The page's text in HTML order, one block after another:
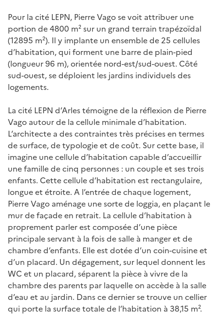
Pour la cité LEPN, Pierre Vago se voit attribuer une
portion de 4800 m² sur un grand terrain trapézoïdal
(12895 m²). Il y implante un ensemble de 25 cellules
d’habitation, qui forment une barre de plain-pied
(longueur 96 m), orientée nord-est/sud-ouest. Côté
sud-ouest, se déploient les jardins individuels des
logements.
La cité LEPN d’Arles témoigne de la réflexion de Pierre
Vago autour de la cellule minimale d’habitation.
L’architecte a des contraintes très précises en termes
de surface, de typologie et de coût. Sur cette base, il
imagine une cellule d’habitation capable d’accueillir
une famille de cinq personnes : un couple et ses trois
enfants. Cette cellule d’habitation est rectangulaire,
longue et étroite. A l’entrée de chaque logement,
Pierre Vago aménage une sorte de loggia, en plaçant le
mur de façade en retrait. La cellule d’habitation à
proprement parler est composée d’une pièce
principale servant à la fois de salle à manger et de
chambre d’enfants. Elle est dotée d’un coin-cuisine et
d’un placard. Un dégagement, sur lequel donnent les
WC et un placard, séparent la pièce à vivre de la
chambre des parents par laquelle on accède à la salle
d’eau et au jardin. Dans ce dernier se trouve un cellier
qui porte la surface totale de l’habitation à 38,15 m².